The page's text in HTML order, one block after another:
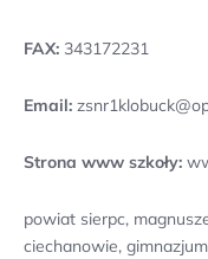
FAX: 343172231
Email:
Strona www szkoły:
powiat sierpc,
ciechanowie,